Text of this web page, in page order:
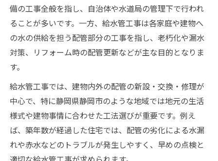
備の工事全般を指し、自治体や水道局の管理下で行われ
ることが多いです。一方、給水管工事は各家庭や建物へ
の水の供給を担う配管部分の工事を指し、老朽化や漏水
対策、リフォーム時の配管更新などが主な目的となりま
す。
給水管工事では、建物内外の配管の新設・交換・修理が
中心で、特に静岡県静岡市のような地域では地元の生活
様式や建物事情に合わせた工法選びが重要です。例え
ば、築年数が経過した住宅では、配管の劣化による水漏
れや赤水などのトラブルが発生しやすく、早めの点検と